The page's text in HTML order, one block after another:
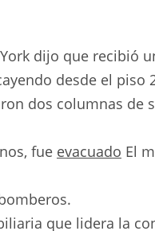
dijo que recibió
desde el piso
dos columnas de
fue evacuado El
que lidera la